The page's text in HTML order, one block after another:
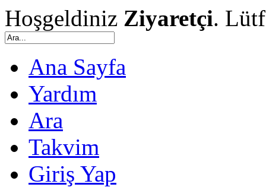
Hoşgeldiniz Ziyaretçi.
Ana Sayfa
Yardım
Ara
Takvim
Giriş Yap